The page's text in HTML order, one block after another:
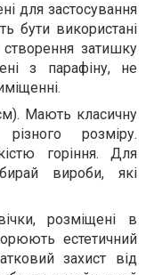
для застосування
бути використані
затишку
з парафіну, не
Мають класичну
розміру.
горіння. Для
вироби, які
розміщені в
естетичний
захист від